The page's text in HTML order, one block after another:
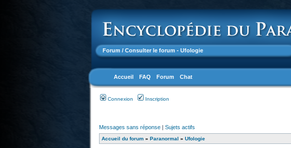
Forum / Consulter le forum - Ufologie
Accueil FAQ Forum Chat
Connexion Inscription
Messages sans réponse| Sujets actifs
Accueil du forum» Paranormal » Ufologie